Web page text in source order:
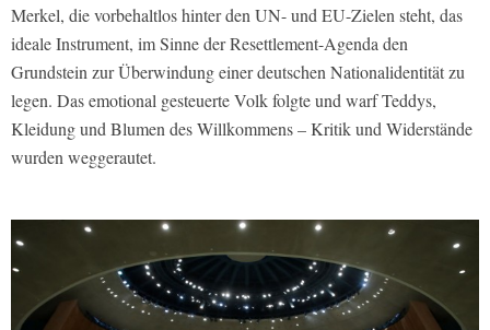
Merkel, die vorbehaltlos hinter den UN- und EU-Zielen steht, das
ideale Instrument, im Sinne der Resettlement-Agenda den
Grundstein zur Überwindung einer deutschen Nationalidentität zu
legen. Das emotional gesteuerte Volk folgte und warf Teddys,
Kleidung und Blumen des Willkommens – Kritik und Widerstände
wurden weggerautet.